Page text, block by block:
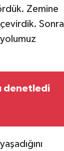
Zemine
Sonra
denetledi